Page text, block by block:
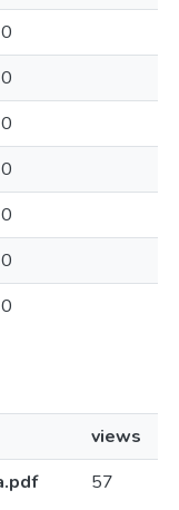
0
0
0
0
0
0
0
views
57